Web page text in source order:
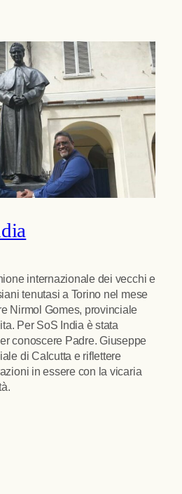
internazionale dei vecchi e
tenutasi a Torino nel mese
Nirmol Gomes, provinciale
Per SoS India è stata
conoscere Padre. Giuseppe
di Calcutta e riflettere
in essere con la vicaria